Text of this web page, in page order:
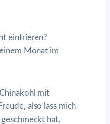
einfrieren?
Monat im
mit
also lass mich
hat.